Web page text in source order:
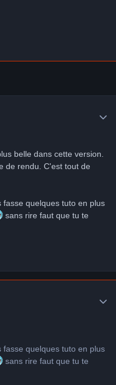
belle dans cette version.
de rendu. C'est tout de
quelques tuto en plus
sans rire faut que tu te
quelques tuto en plus
sans rire faut que tu te